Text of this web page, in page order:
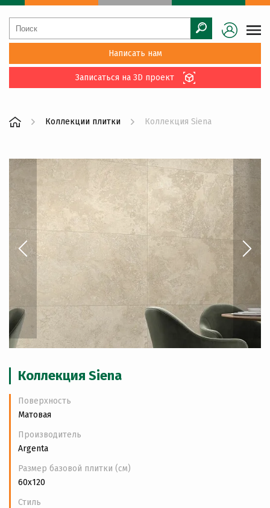
Написать нам
Записаться на 3D проект
Коллекции плитки Коллекция Siena
Коллекция Siena
Поверхность
Матовая
Производитель
Argenta
Размер базовой плитки (см)
60x120
Стиль